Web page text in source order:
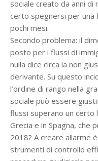
sociale creato da anni di
certo spegnersi per una
pochi mesi.
Secondo problema: il
posto per i flussi di
nulla dice circa la non
derivante. Su questo
l’ordine di rango nella
sociale può essere
flussi superano un certo
Grecia e in Spagna, che
2018? A creare allarme
strumenti di controllo